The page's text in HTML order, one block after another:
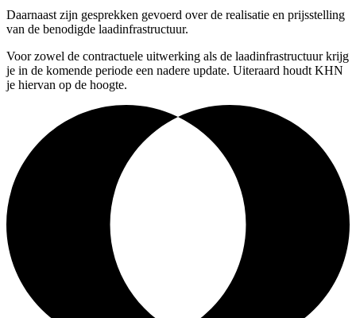
Daarnaast zijn gesprekken gevoerd over de realisatie en prijsstelling
van de benodigde laadinfrastructuur.
Voor zowel de contractuele uitwerking als de laadinfrastructuur krijg
je in de komende periode een nadere update. Uiteraard houdt KHN
je hiervan op de hoogte.